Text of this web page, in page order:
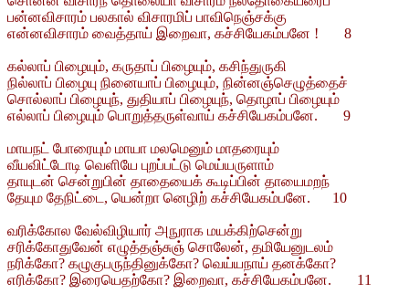
பன்னவிசாரம் பலகால் விசாரமிப் பாவிநெஞ்சக்கு
என்னவிசாரம் வைத்தாய் இறைவா, கச்சியேகம்பனே ! 8
கல்லாப் பிழையும், கருதாப் பிழையும், கசிந்துருகி
நில்லாப் பிழையு நினையாப் பிழையும், நின்னஞ்செழுத்தைச்
சொல்லாப் பிழையுந், துதியாப் பிழையுந், தொழாப் பிழையும்
எல்லாப் பிழையும் பொறுத்தருள்வாய் கச்சியேகம்பனே. 9
மாயநட் போரையும் மாயா மலமெனும் மாதரையும்
வீயவிட்டோடி வெளியே புறப்பட்டு மெய்யருளாம்
தாயுடன் சென்றுபின் தாதையைக் கூடிப்பின் தாயைமறந்
தேயும தேநிட்டை, யென்றா னெழிற் கச்சியேகம்பனே. 10
வரிக்கோல வேல்விழியார் அநுராக மயக்கிற்சென்று
சரிக்கோதுவேன் எழுத்தஞ்சுஞ் சொலேன், தமியேனுடலம்
நரிக்கோ? கழுகுபருந்தினுக்கோ? வெய்யநாய் தனக்கோ?
எரிக்கோ? இரையெதற்கோ? இறைவா, கச்சியேகம்பனே. 11